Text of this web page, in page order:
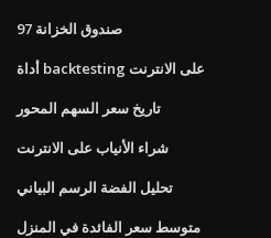
97 صندوق الخزانة
أداة backtesting على الانترنت
تاريخ سعر السهم المحور
شراء الأنياب على الانترنت
تحليل الفضة الرسم البياني
متوسط ​​سعر الفائدة في المنزل